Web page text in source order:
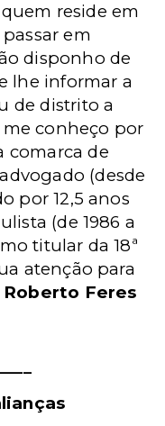
reside em
em
disponho de
lhe informar a
de distrito a
conheço por
comarca de
(desde
por 12,5 anos
(de 1986 a
titular da 18ª
atenção para
Roberto Feres